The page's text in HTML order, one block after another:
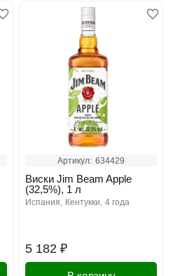
Артикул: 634429
5 182 ₽
Виски Jim Beam Apple
(32,5%), 1 л
испания кентукки 4 года